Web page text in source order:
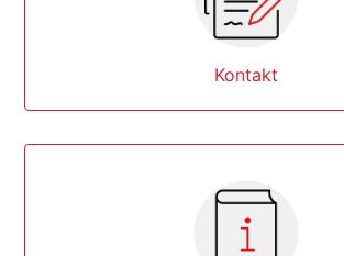
Kontakt